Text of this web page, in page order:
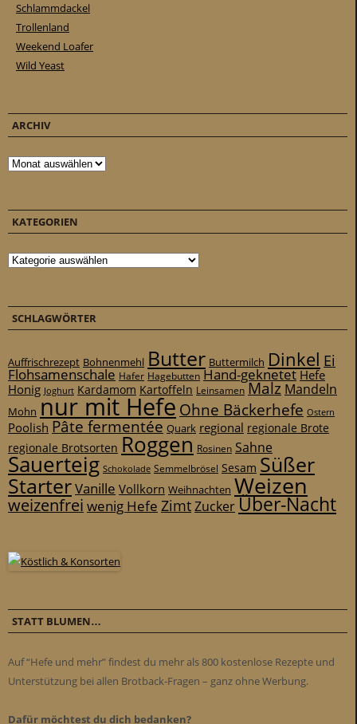
Schlammdackel
Trollenland
Weekend Loafer
Wild Yeast
ARCHIV
Archiv
KATEGORIEN
Kategorien
SCHLAGWÖRTER
Auffrischrezept Bohnenmehl Butter Buttermilch Dinkel Ei
Flohsamenschale Hafer Hagebutten Hand-geknetet Hefe
Honig Joghurt Kardamom Kartoffeln Leinsamen Malz Mandeln
Mohn nur mit Hefe Ohne Bäckerhefe Ostern
Poolish Pâte fermentée Quark regional regionale Brote
regionale Brotsorten Roggen Rosinen Sahne
Sauerteig Schokolade Semmelbrösel Sesam Süßer
StarterVanille Vollkorn Weihnachten Weizen
weizenfrei wenig Hefe ZimtZuckerÜber-Nacht
STATT BLUMEN…
Auf “Hefe und mehr” findest du mehr als 800 kostenlose Rezepte und
Unterstützung bei allen Brotback-Fragen – ganz ohne Werbung.
Dafür möchtest du dich bedanken?